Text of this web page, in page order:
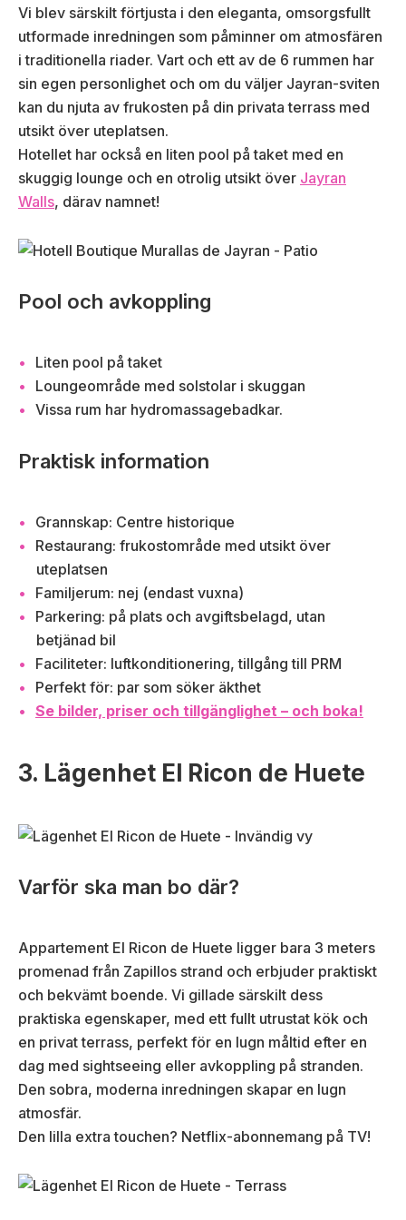
Vi blev särskilt förtjusta i den eleganta, omsorgsfullt
utformade inredningen som påminner om atmosfären
i traditionella riader. Vart och ett av de 6 rummen har
sin egen personlighet och om du väljer Jayran-sviten
kan du njuta av frukosten på din privata terrass med
utsikt över uteplatsen.
Hotellet har också en liten pool på taket med en
skuggig lounge och en otrolig utsikt över Jayran
Walls, därav namnet!
Pool och avkoppling
Liten pool på taket
Loungeområde med solstolar i skuggan
Vissa rum har hydromassagebadkar.
Praktisk information
Grannskap: Centre historique
Restaurang: frukostområde med utsikt över
uteplatsen
Familjerum: nej (endast vuxna)
Parkering: på plats och avgiftsbelagd, utan
betjänad bil
Faciliteter: luftkonditionering, tillgång till PRM
Perfekt för: par som söker äkthet
Se bilder, priser och tillgänglighet – och boka!
3. Lägenhet El Ricon de Huete
Varför ska man bo där?
Appartement El Ricon de Huete ligger bara 3 meters
promenad från Zapillos strand och erbjuder praktiskt
och bekvämt boende. Vi gillade särskilt dess
praktiska egenskaper, med ett fullt utrustat kök och
en privat terrass, perfekt för en lugn måltid efter en
dag med sightseeing eller avkoppling på stranden.
Den sobra, moderna inredningen skapar en lugn
atmosfär.
Den lilla extra touchen? Netflix-abonnemang på TV!